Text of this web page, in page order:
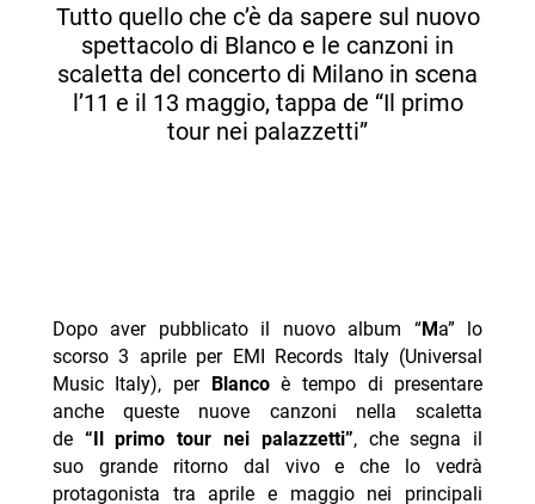
Tutto quello che c’è da sapere sul nuovo
spettacolo di Blanco e le canzoni in
scaletta del concerto di Milano in scena
l’11 e il 13 maggio, tappa de “Il primo
tour nei palazzetti”
Dopo aver pubblicato il nuovo album “M a” lo
scorso 3 aprile per EMI Records Italy (Universal
Music Italy), per
Blancoè tempo di presentare
anche queste nuove canzoni nella scaletta
de “Il primo tour nei palazzetti”, che segna il
suo grande ritorno dal vivo e che lo vedrà
protagonista tra aprile e maggio nei principali